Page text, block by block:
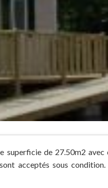
de 27.50m2 avec
acceptés sous